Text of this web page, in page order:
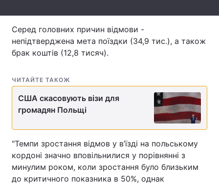
Послуги
Серед головних причин відмови -
непідтверджена мета поїздки (34,9 тис.), а також
брак коштів (12,8 тисяч).
ЧИТАЙТЕ ТАКОЖ
США скасовують візи для
громадян Польщі
"Темпи зростання відмов у в’їзді на польському
кордоні значно вповільнилися у порівнянні з
минулим роком, коли зростання було близьким
до критичного показника в 50%, однак